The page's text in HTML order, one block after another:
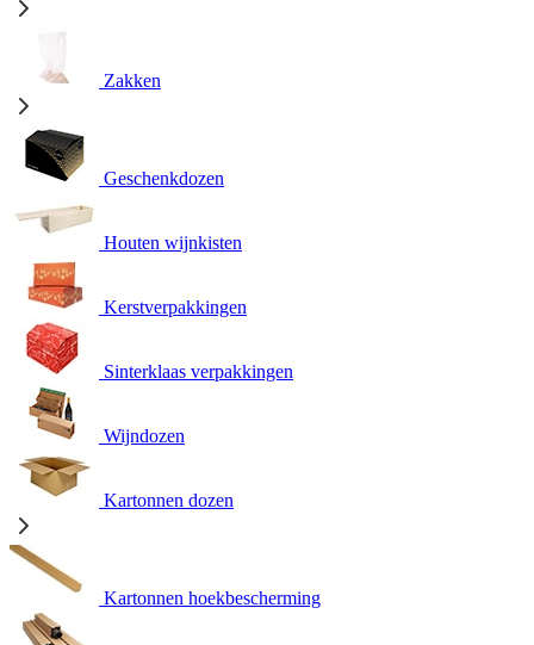
Zakken
Geschenkdozen
Houten wijnkisten
Kerstverpakkingen
Sinterklaas verpakkingen
Wijndozen
Kartonnen dozen
Kartonnen hoekbescherming